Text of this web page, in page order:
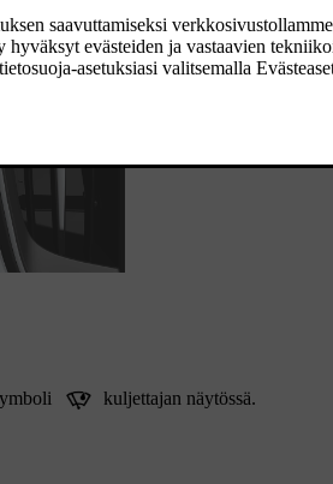
kuljettajan näytössä.